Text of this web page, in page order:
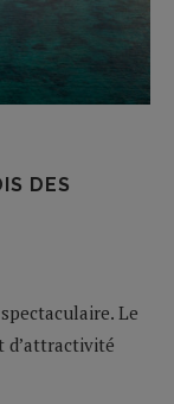
DES
Le
d’attractivité